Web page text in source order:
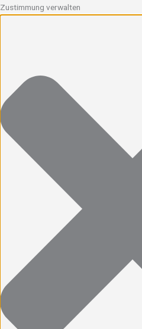
Zustimmung verwalten